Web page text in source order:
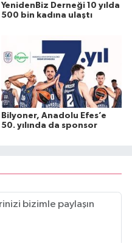
YenidenBiz Derneği 10 yılda
500 bin kadına ulaştı
Bilyoner, Anadolu Efes’e
50. yılında da sponsor